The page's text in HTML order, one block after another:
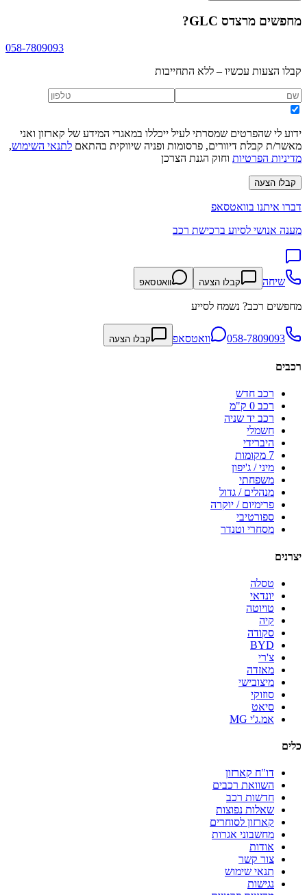
מחפשים מרצדס GLC ?
058-7809093
קבלו הצעות עכשיו – ללא התחייבות
ידוע לי שהפרטים שמסרתי לעיל ייכללו במאגרי המידע של קארזון ואני
מאשר/ת קבלת דיוורים, פרסומות ופניה שיווקית בהתאם לתנאי השימוש,
מדיניות הפרטיות וחוק הגנת הצרכן
קבלו הצעה
דברו איתנו בוואטסאפ
מענה אנושי לסיוע ברכישת רכב
שיחה קבלו הצעה וואטסאפ
מחפשים רכב? נשמח לסייע
058-7809093 וואטסאפ קבלו הצעה
רכבים
רכב חדש
רכב 0 ק"מ
רכב יד שניה
חשמלי
היברידי
7 מקומות
מיני / ג'יפון
משפחתי
מנהלים / גדול
פרימיום / יוקרה
ספורטיבי
מסחרי וטנדר
יצרנים
טסלה
יונדאי
טויוטה
קיה
סקודה
BYD
צ'רי
מאזדה
מיצובישי
סוזוקי
סיאט
אמ.ג'י MG
כלים
דו"ח קארזון
השוואת רכבים
חדשות רכב
שאלות נפוצות
קארזון לסוחרים
מחשבוני אגרות
אודות
צור קשר
תנאי שימוש
נגישות